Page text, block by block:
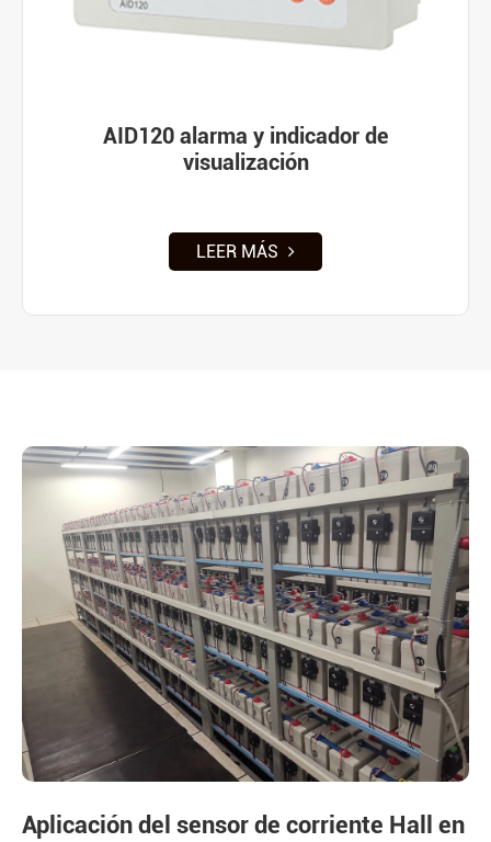
AID120 alarma y indicador de
visualización
LEER MÁS
Aplicación del sensor de corriente Hall en